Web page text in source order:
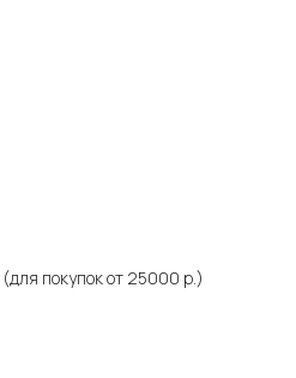
(для покупок от 25000 р.)